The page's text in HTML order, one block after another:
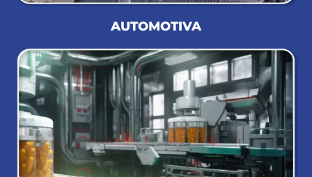
AUTOMOTIVA